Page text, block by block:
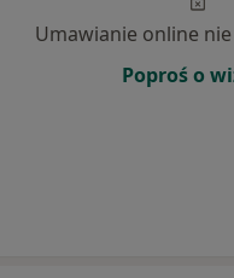
Umawianie online
Poproś o